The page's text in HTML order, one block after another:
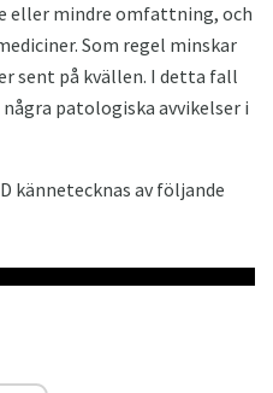
eller mindre omfattning, och
Som regel minskar
sent på kvällen. I detta fall
patologiska avvikelser i
kännetecknas av följande